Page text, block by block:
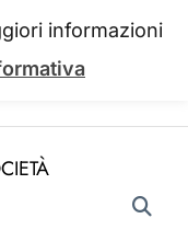
informazioni